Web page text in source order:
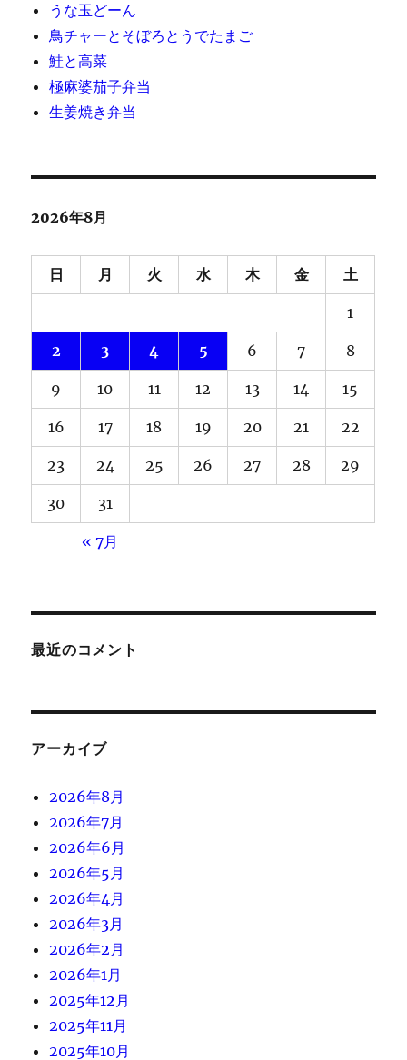
うな玉どーん
鳥チャーとそぼろとうでたまご
鮭と高菜
極麻婆茄子弁当
生姜焼き弁当
2026年8月
日 月 火 水 木 金 土
1
2 3 4 5 6 7 8
9 10 11 12 13 14 15
16 17 18 19 20 21 22
23 24 25 26 27 28 29
30 31
« 7月
最近のコメント
アーカイブ
2026年8月
2026年7月
2026年6月
2026年5月
2026年4月
2026年3月
2026年2月
2026年1月
2025年12月
2025年11月
2025年10月